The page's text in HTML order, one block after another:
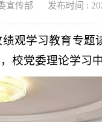
宣传部 发布时间 :
观学习教育专题
校党委理论学习